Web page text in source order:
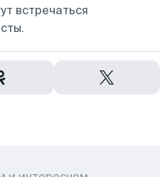
встречаться